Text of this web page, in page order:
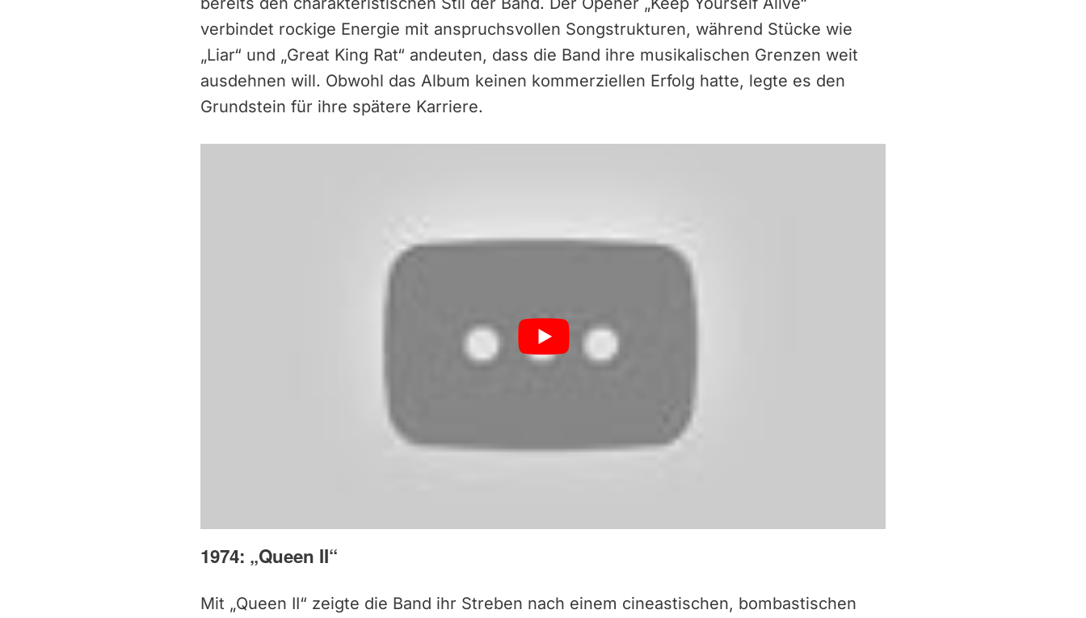
verbindet rockige Energie mit anspruchsvollen Songstrukturen, während Stücke wie
„Liar“ und „Great King Rat“ andeuten, dass die Band ihre musikalischen Grenzen weit
ausdehnen will. Obwohl das Album keinen kommerziellen Erfolg hatte, legte es den
Grundstein für ihre spätere Karriere.
1974: „Queen II“
Mit „Queen II“ zeigte die Band ihr Streben nach einem cineastischen, bombastischen